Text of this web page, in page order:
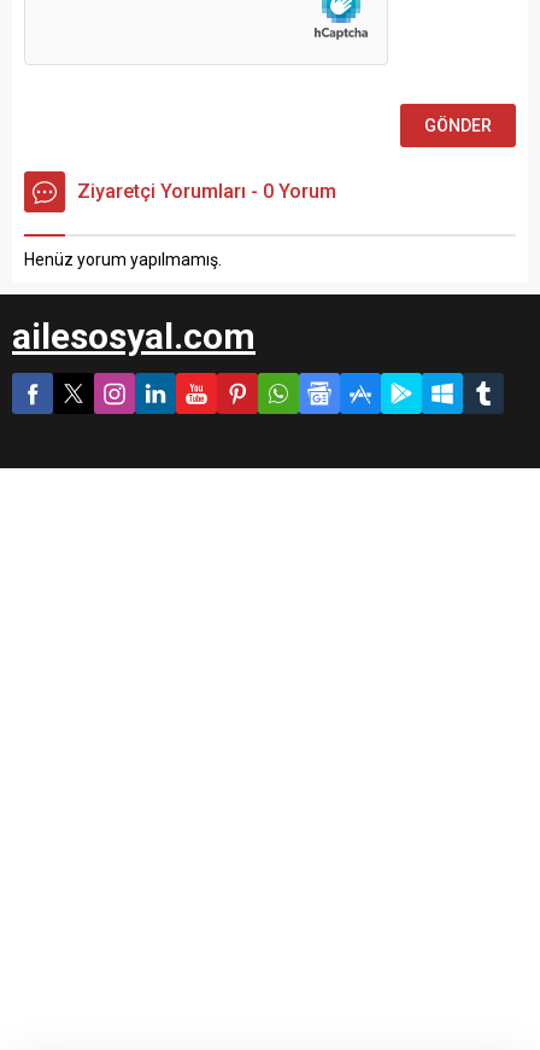
Ziyaretçi Yorumları - 0 Yorum
Henüz yorum yapılmamış.
ailesosyal.com